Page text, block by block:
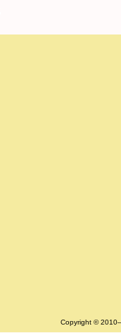
Copyright ©